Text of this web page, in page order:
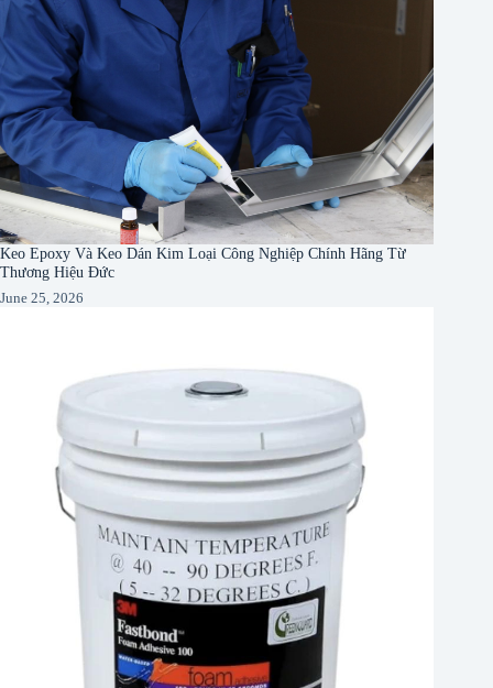
Keo Epoxy Và Keo Dán Kim Loại Công Nghiệp Chính Hãng Từ
Thương Hiệu Đức
June 25, 2026